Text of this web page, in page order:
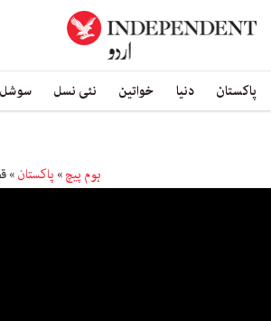
پاکستان دنیا خواتین نئی نسل سوشل
ہوم پیچ» پاکستان»